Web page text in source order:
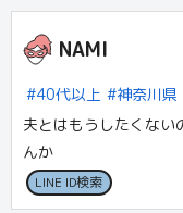
NAMI
40代以上
神奈川県
夫とはもうしたくない
LINE ID検索